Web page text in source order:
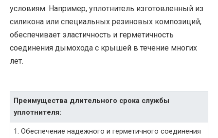
условиям. Например, уплотнитель изготовленный из
силикона или специальных резиновых композиций,
обеспечивает эластичность и герметичность
соединения дымохода с крышей в течение многих
лет.
Преимущества длительного срока службы
уплотнителя:
1. Обеспечение надежного и герметичного соединения